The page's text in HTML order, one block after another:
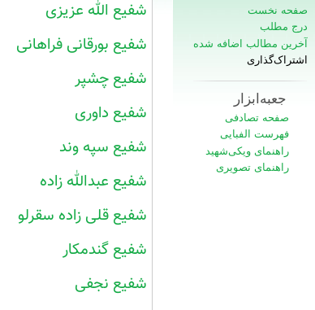
شفیع الله عزیزی
شفیع بورقانی فراهانی
شفیع چشپر
شفیع داوری
شفیع سپه وند
شفیع عبدالله زاده
شفیع قلی زاده سقرلو
شفیع گندمکار
شفیع نجفی
صفحه نخست
درج مطلب
آخرین مطالب اضافه شده
اشتراک‌گذاری
جعبه‌ابزار
صفحه تصادفی
فهرست الفبایی
راهنمای ویکی‌شهید
راهنمای تصویری